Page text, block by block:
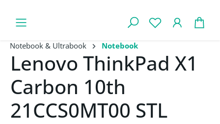
Notebook & Ultrabook Notebook
Lenovo ThinkPad X1
Carbon 10th
21CCS0MT00 STL